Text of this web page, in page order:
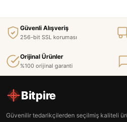
Güvenli Alışveriş
256-bit SSL koruması
Orijinal Ürünler
%100 orijinal garanti
Bitpire
Güvenilir tedarikçilerden seçilmiş kaliteli